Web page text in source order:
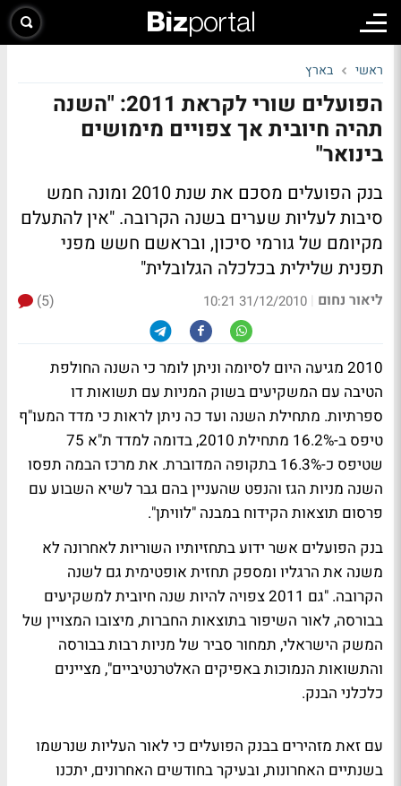
ראשי בארץ
הפועלים שורי לקראת 2011: "השנה
תהיה חיובית אך צפויים מימושים
בינואר"
בנק הפועלים מסכם את שנת 2010 ומונה חמש
סיבות לעליות שערים בשנה הקרובה. "אין להתעלם
מקיומם של גורמי סיכון, ובראשם חשש מפני
תפנית שלילית בכלכלה הגלובלית"
ליאור נחום |
31/12/2010 10:21
(5)
2010 מגיעה היום לסיומה וניתן לומר כי השנה החולפת
הטיבה עם המשקיעים בשוק המניות עם תשואות דו
ספרתיות. מתחילת השנה ועד כה ניתן לראות כי מדד המעו"ף
טיפס ב-16.2% מתחילת 2010, בדומה למדד ת"א 75
שטיפס כ-16.3% בתקופה המדוברת. את מרכז הבמה תפסו
השנה מניות הגז והנפט שהעניין בהם גבר לשיא השבוע עם
פרסום תוצאות הקידוח במבנה "לוויתן".
בנק הפועלים אשר ידוע בתחזיותיו השוריות לאחרונה לא
משנה את הרגליו ומספק תחזית אופטימית גם לשנה
הקרובה. "גם 2011 צפויה להיות שנה חיובית למשקיעים
בבורסה, לאור השיפור בתוצאות החברות, מיצובו המצויין של
המשק הישראלי, תמחור סביר של מניות רבות בבורסה
והתשואות הנמוכות באפיקים האלטרנטיביים", מציינים
כלכלני הבנק.
עם זאת מזהירים בבנק הפועלים כי לאור העליות שנרשמו
בשנתיים האחרונות, ובעיקר בחודשים האחרונים, יתכנו